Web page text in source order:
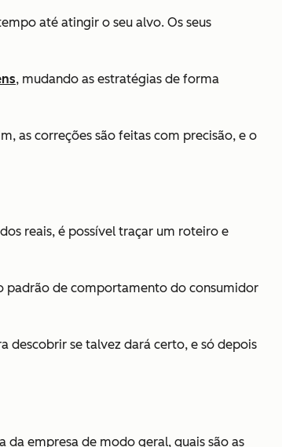
até atingir o seu alvo. Os seus
, mudando as estratégias de forma
as correções são feitas com precisão, e o
reais, é possível traçar um roteiro e
padrão de comportamento do consumidor
descobrir se talvez dará certo, e só depois
da empresa de modo geral, quais são as